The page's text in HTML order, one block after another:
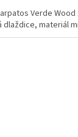
Verde
dlaždice, materiál